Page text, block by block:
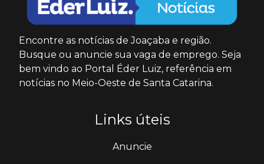
Encontre as notícias de Joaçaba e região.
Busque ou anuncie sua vaga de emprego. Seja
bem vindo ao Portal Éder Luiz, referência em
notícias no Meio-Oeste de Santa Catarina.
Links úteis
Anuncie